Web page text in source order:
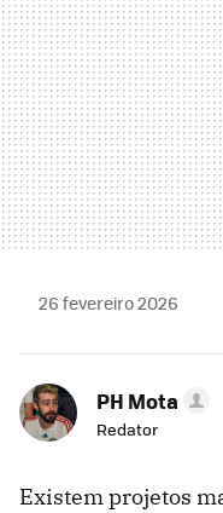
26 fevereiro 2026
PH Mota
Redator
Existem projetos